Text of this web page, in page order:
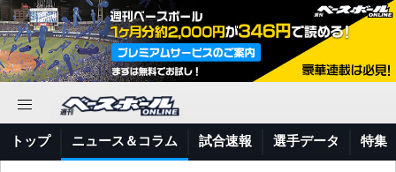
トップ ニュース＆コラム 試合速報 選手データ 特集